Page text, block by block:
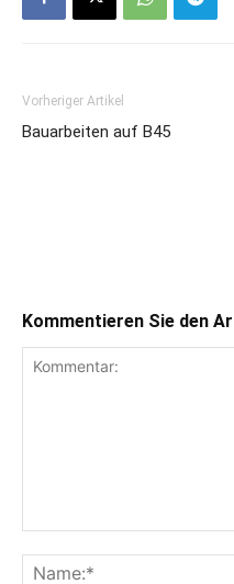
Vorheriger Artikel
Bauarbeiten auf B45
Kommentieren Sie den